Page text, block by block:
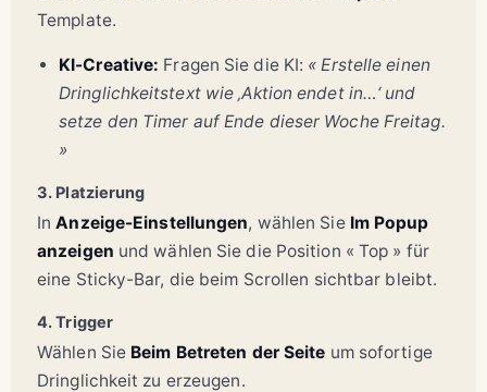
Template.
KI-Creative: Fragen Sie die KI: « Erstelle einen
Dringlichkeitstext wie ‚Aktion endet in…‘ und
setze den Timer auf Ende dieser Woche Freitag.
»
3. Platzierung
InAnzeige-Einstellungen, wählen Sie Im Popup
anzeigen und wählen Sie die Position « Top » für
eine Sticky-Bar, die beim Scrollen sichtbar bleibt.
4. Trigger
Wählen Sie Beim Betreten der Seite um sofortige
Dringlichkeit zu erzeugen.